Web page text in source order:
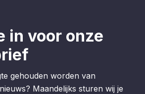
in voor onze
gehouden worden van
Maandelijks sturen wij je